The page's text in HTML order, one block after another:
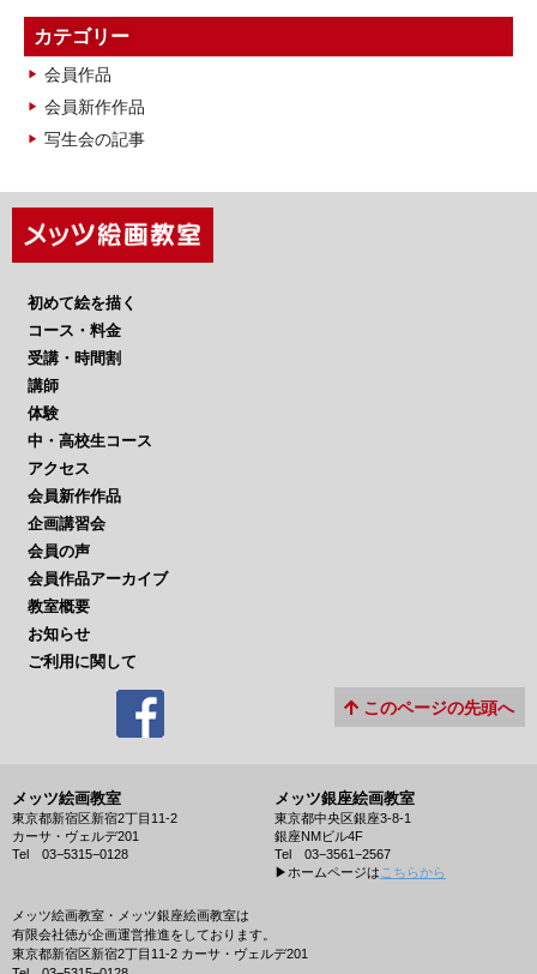
カ
イ
ブ
カテゴリー
会員作品
会員新作作品
写生会の記事
初めて絵を描く
コース・料金
受講・時間割
講師
体験
中・高校生コース
アクセス
会員新作作品
企画講習会
会員の声
会員作品アーカイブ
教室概要
お知らせ
ご利用に関して
このページの先頭へ
メッツ絵画教室
東京都新宿区新宿2丁目11-2
カーサ・ヴェルデ201
Tel 03−5315−0128
メッツ銀座絵画教室
東京都中央区銀座3-8-1
銀座NMビル4F
Tel 03−3561−2567
▶︎ホームページは こちらから
メッツ絵画教室・メッツ銀座絵画教室は
有限会社徳が企画運営推進をしております。
東京都新宿区新宿2丁目11-2 カーサ・ヴェルデ201